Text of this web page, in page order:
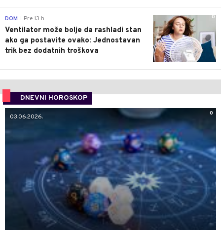
0
DOM Pre 13 h
Ventilator može bolje da rashladi stan
ako ga postavite ovako: Jednostavan
trik bez dodatnih troškova
DNEVNI HOROSKOP
0
03.06.2026.